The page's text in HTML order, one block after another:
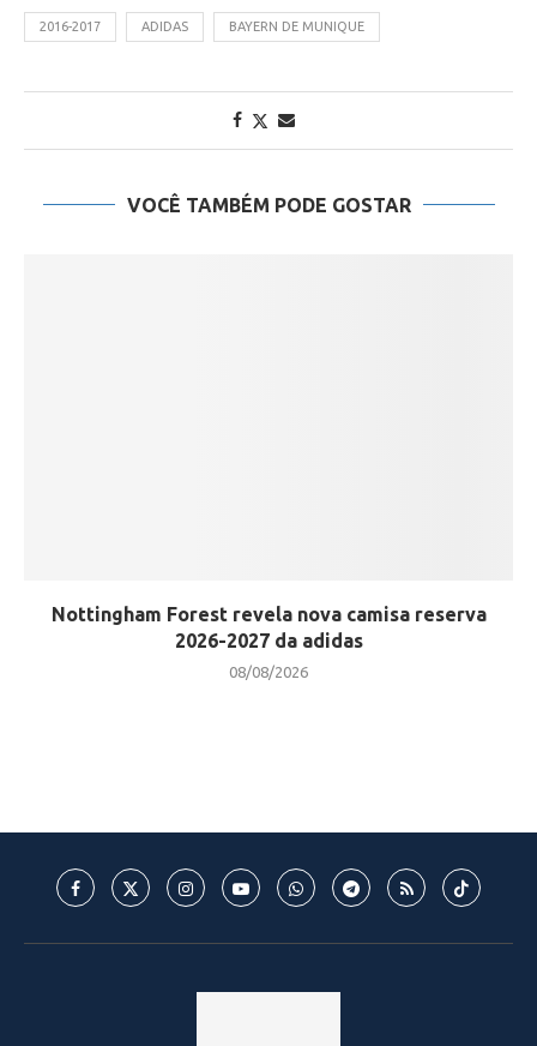
2016-2017 ADIDAS BAYERN DE MUNIQUE
VOCÊ TAMBÉM PODE GOSTAR
Nottingham Forest revela nova camisa reserva
2026-2027 da adidas
08/08/2026